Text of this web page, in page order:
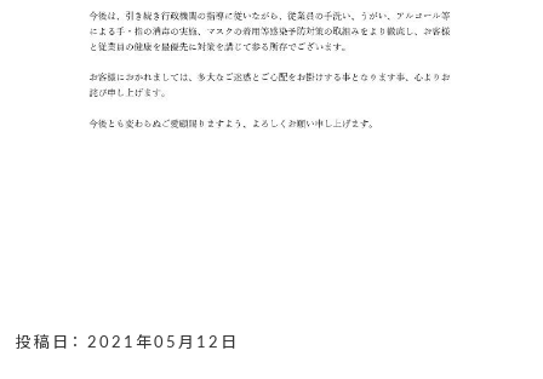
投稿日： 2021年05月12日